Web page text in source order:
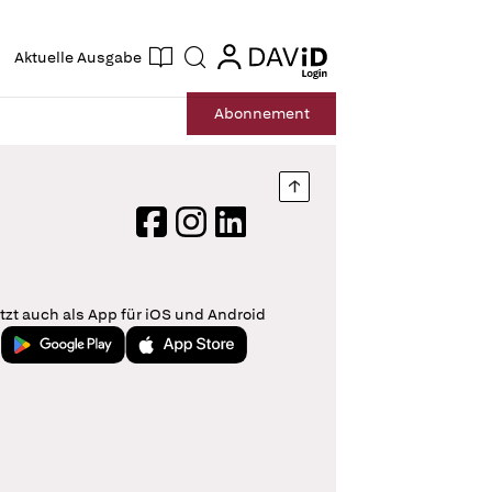
Aktuelle Ausgabe Suche login
login
Abonnement
Nach oben springen
FacebookInstagram
LinkedIn
auch als App für iOS und Android
Jetzt bei Google PlayLaden im App Store